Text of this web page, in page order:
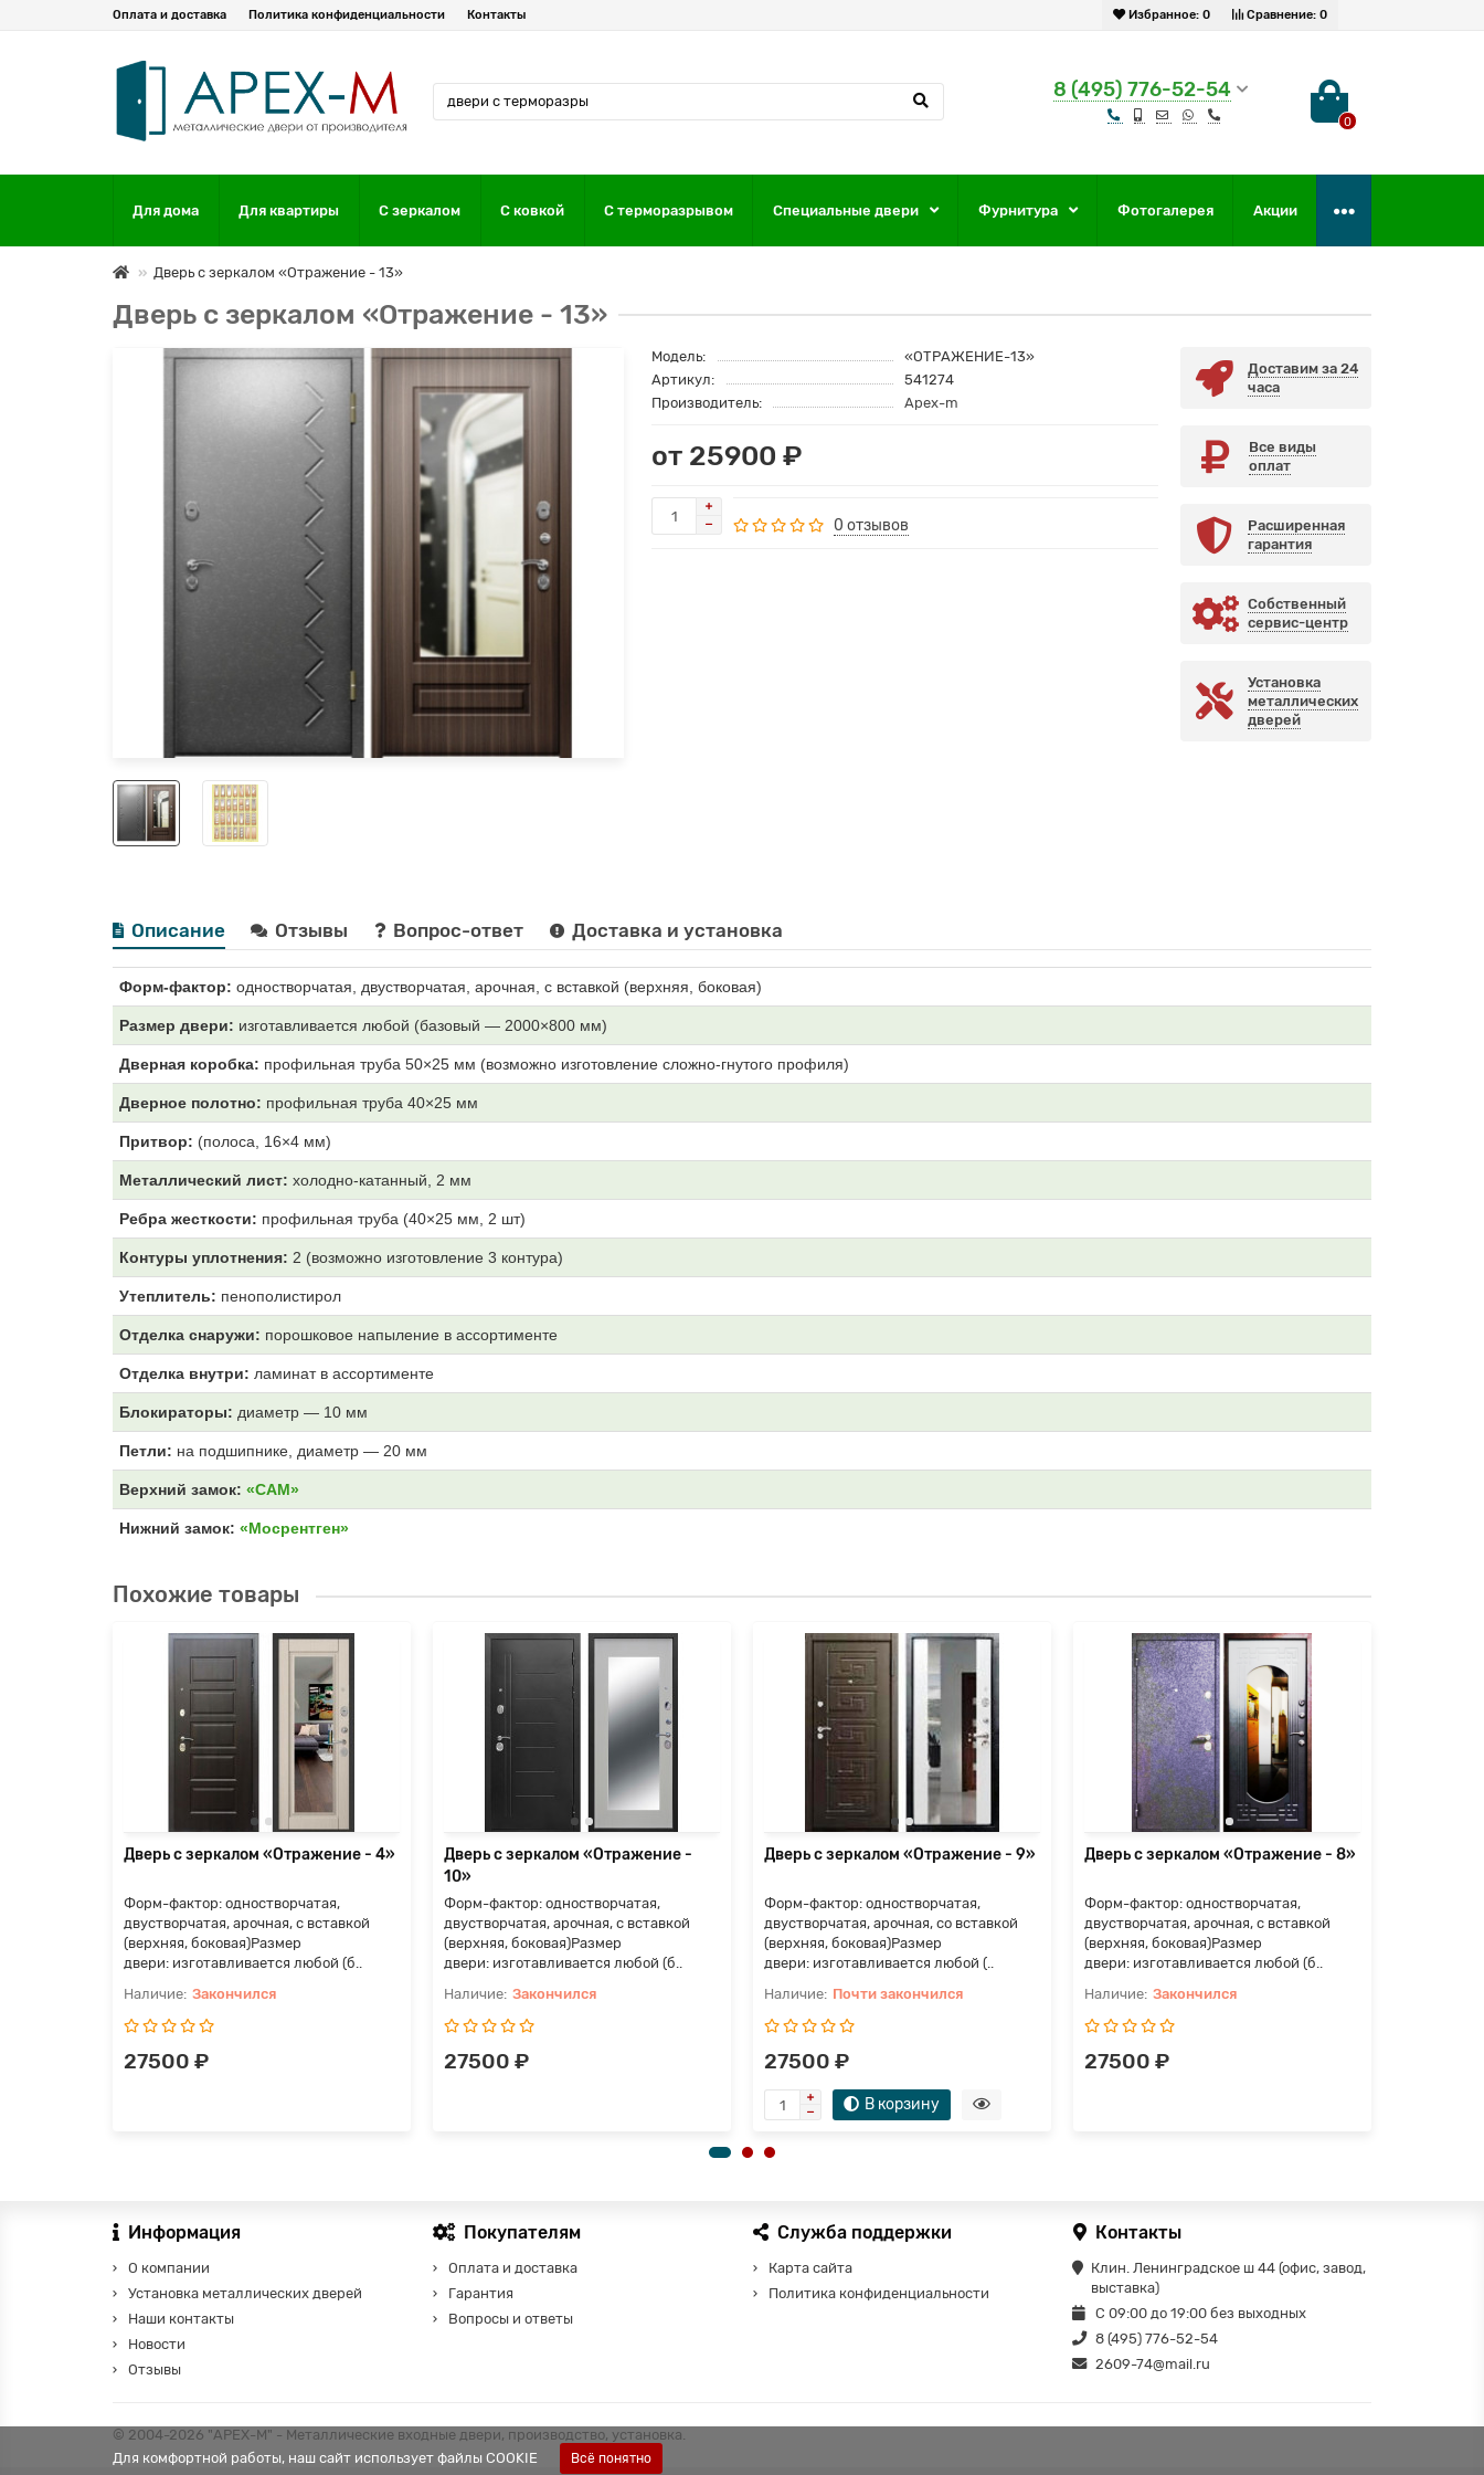
Сравнение: 0
Избранное: 0
Оплата и доставка Политика конфиденциальности Контакты
8 (495) 776-52-54
0
Для дома Для квартиры С зеркалом С ковкой С терморазрывом Специальные двери Фурнитура Фотогалерея Акции
Дверь с зеркалом «Отражение - 13»
Дверь с зеркалом «Отражение - 13»
Модель:
«ОТРАЖЕНИЕ-13»
Артикул:
541274
Производитель:
Apex-m
от 25900 ₽
0 отзывов
Доставим за 24
часа
Все виды
оплат
Расширенная
гарантия
Собственный
сервис-центр
Установка
металлических
дверей
Описание Отзывы Вопрос-ответ Доставка и установка
Форм-фактор: одностворчатая, двустворчатая, арочная, с вставкой (верхняя, боковая)
Размер двери: изготавливается любой (базовый — 2000×800 мм)
Дверная коробка: профильная труба 50×25 мм (возможно изготовление сложно-гнутого профиля)
Дверное полотно: профильная труба 40×25 мм
Притвор: (полоса, 16×4 мм)
Металлический лист: холодно-катанный, 2 мм
Ребра жесткости: профильная труба (40×25 мм, 2 шт)
Контуры уплотнения: 2 (возможно изготовление 3 контура)
Утеплитель: пенополистирол
Отделка снаружи: порошковое напыление в ассортименте
Отделка внутри: ламинат в ассортименте
Блокираторы: диаметр — 10 мм
Петли: на подшипнике, диаметр — 20 мм
Верхний замок: «САМ»
Нижний замок: «Мосрентген»
Похожие товары
Дверь с зеркалом «Отражение - 4»
Форм-фактор: одностворчатая,
двустворчатая, арочная, с вставкой
(верхняя, боковая)Размер
двери: изготавливается любой (б..
Закончился
27500 ₽
Дверь с зеркалом «Отражение -
10»
Форм-фактор: одностворчатая,
двустворчатая, арочная, с вставкой
(верхняя, боковая)Размер
двери: изготавливается любой (б..
Закончился
27500 ₽
Дверь с зеркалом «Отражение - 9»
Форм-фактор: одностворчатая,
двустворчатая, арочная, со вставкой
(верхняя, боковая)Размер
двери: изготавливается любой (..
Почти закончился
27500 ₽
В корзину
Дверь с зеркалом «Отражение - 8»
Форм-фактор: одностворчатая,
двустворчатая, арочная, с вставкой
(верхняя, боковая)Размер
двери: изготавливается любой (б..
Закончился
27500 ₽
Для комфортной работы, наш сайт использует файлы COOKIE Всё понятно
Информация
О компании
Установка металлических дверей
Наши контакты
Новости
Отзывы
Покупателям
Оплата и доставка
Гарантия
Вопросы и ответы
Служба поддержки
Карта сайта
Политика конфиденциальности
Контакты
Клин. Ленинградское ш 44 (офис, завод,
выставка)
С 09:00 до 19:00 без выходных
8 (495) 776-52-54
2609-74@mail.ru
© 2004-2026 "АРЕХ-М" - Металлические входные двери, производство, установка.